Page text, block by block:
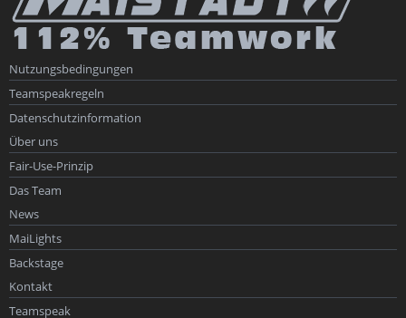
Nutzungsbedingungen
Teamspeakregeln
Datenschutzinformation
Über uns
Fair-Use-Prinzip
Das Team
News
MaiLights
Backstage
Kontakt
Teamspeak